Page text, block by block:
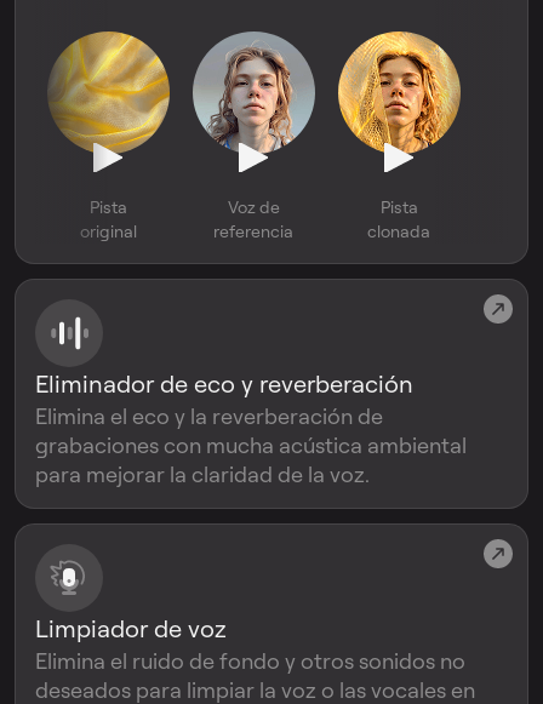
Limpiador de voz
Elimina el ruido de fondo y otros sonidos no
deseados para limpiar la voz o las vocales en
Pista
original
Voz de
referencia
Pista
clonada
Eliminador de eco y reverberación
Elimina el eco y la reverberación de
grabaciones con mucha acústica ambiental
para mejorar la claridad de la voz.